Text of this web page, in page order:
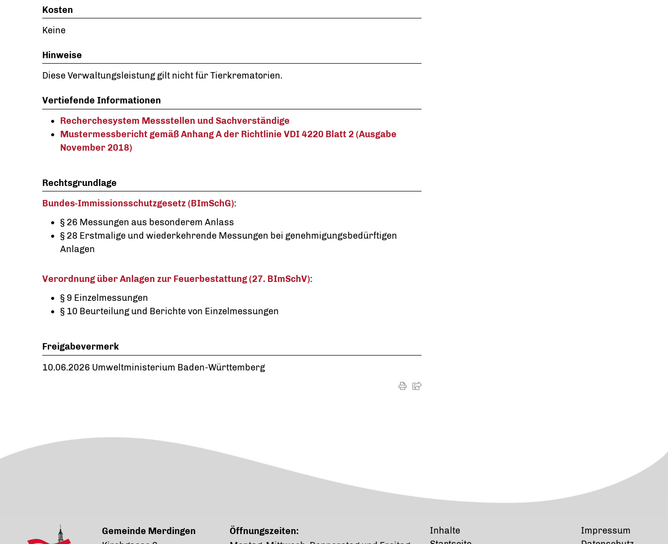
Kosten
Keine
Hinweise
Diese Verwaltungsleistung gilt nicht für Tierkrematorien.
Vertiefende Informationen
Recherchesystem Messstellen und Sachverständige
Mustermessbericht gemäß Anhang A der Richtlinie VDI 4220 Blatt 2 (Ausgabe
November 2018)
Rechtsgrundlage
Bundes-Immissionsschutzgesetz (BImSchG):
§ 26 Messungen aus besonderem Anlass
§ 28 Erstmalige und wiederkehrende Messungen bei genehmigungsbedürftigen
Anlagen
Verordnung über Anlagen zur Feuerbestattung (27. BImSchV):
§ 9 Einzelmessungen
§ 10 Beurteilung und Berichte von Einzelmessungen
Freigabevermerk
10.06.2026 Umweltministerium Baden-Württemberg
Gemeinde Merdingen
Öffnungszeiten:
Inhalte
Impressum